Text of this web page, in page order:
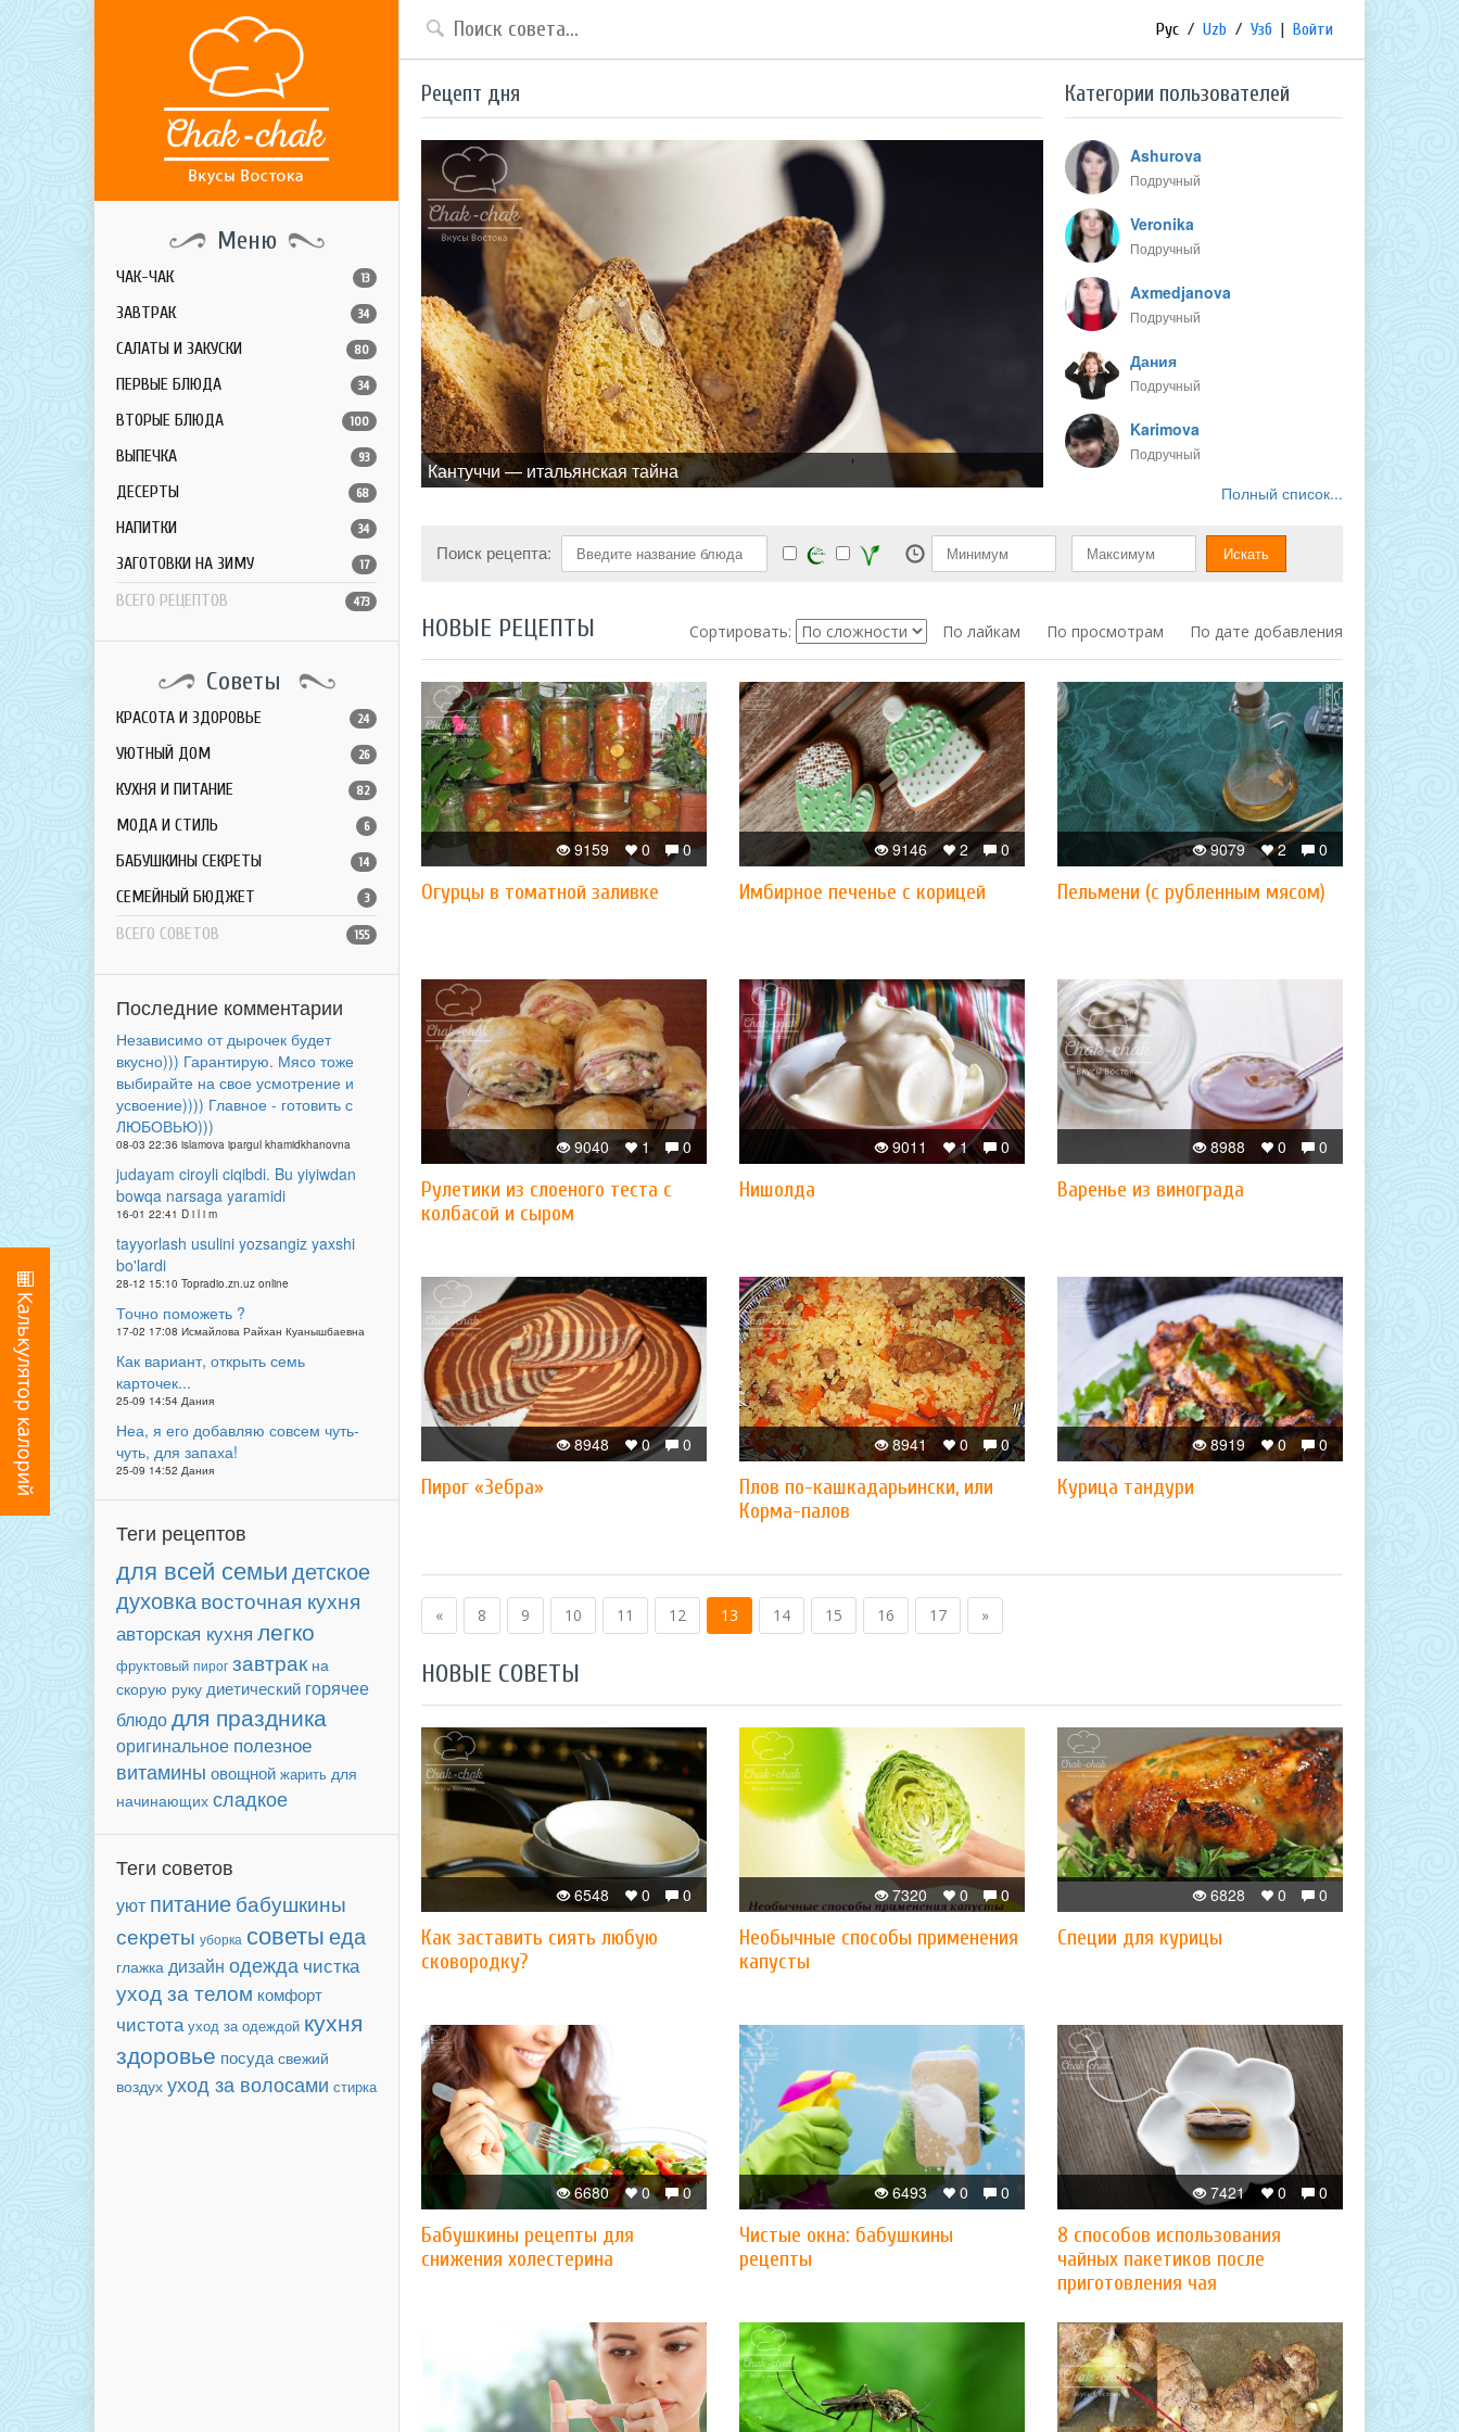
Меню
ЧАК-ЧАК 13
ЗАВТРАК 34
САЛАТЫ И ЗАКУСКИ 80
ПЕРВЫЕ БЛЮДА 34
ВТОРЫЕ БЛЮДА 100
ВЫПЕЧКА 93
ДЕСЕРТЫ 68
НАПИТКИ 34
ЗАГОТОВКИ НА ЗИМУ 17
ВСЕГО РЕЦЕПТОВ 473
Советы
КРАСОТА И ЗДОРОВЬЕ 24
УЮТНЫЙ ДОМ 26
КУХНЯ И ПИТАНИЕ 82
МОДА И СТИЛЬ 6
БАБУШКИНЫ СЕКРЕТЫ 14
СЕМЕЙНЫЙ БЮДЖЕТ 3
ВСЕГО СОВЕТОВ 155
Последние комментарии
Независимо от дырочек будет
вкусно))) Гарантирую. Мясо тоже
выбирайте на свое усмотрение и
усвоение)))) Главное - готовить с
ЛЮБОВЬЮ)))
08-03 22:36 islamova ipargul khamidkhanovna
judayam ciroyli ciqibdi. Bu yiyiwdan
bowqa narsaga yaramidi
16-01 22:41 D i l i m
tayyorlash usulini yozsangiz yaxshi
bo'lardi
28-12 15:10 Topradio.zn.uz online
Точно поможеть ?
17-02 17:08 Исмайлова Райхан Куанышбаевна
Как вариант, открыть семь
карточек...
25-09 14:54 Дания
Неа, я его добавляю совсем чуть-
чуть, для запаха!
25-09 14:52 Дания
Теги рецептов
для всей семьидетское
духовкавосточная кухня
авторская кухня легко
фруктовый пирог завтрак на
скорую руку диетический горячее
блюдодля праздника
оригинальное полезное
витамины овощной жарить для
начинающих сладкое
Теги советов
уют питаниебабушкины
секреты уборка советыеда
глажка дизайн одежда чистка
уход за телом комфорт
чистота уход за одеждой кухня
здоровье посуда свежий
воздух уход за волосами стирка
Рус / Uzb / Узб | Войти
Рецепт дня
Кантуччи — итальянская тайна
Категории пользователей
Ashurova
Подручный
Veronika
Подручный
Axmedjanova
Подручный
Дания
Подручный
Karimova
Подручный
Полный список...
Поиск рецепта:
НОВЫЕ РЕЦЕПТЫ Сортировать: По лайкам По просмотрам По дате добавления
0
0
9159
Огурцы в томатной заливке
0
2
9146
Имбирное печенье с корицей
0
2
9079
Пельмени (с рубленным мясом)
0
1
9040
Рулетики из слоеного теста с
колбасой и сыром
0
1
9011
Нишолда
0
0
8988
Варенье из винограда
0
0
8948
Пирог «Зебра»
0
0
8941
Плов по-кашкадарьински, или
Корма-палов
0
0
8919
Курица тандури
« 8 9 10 11 12 13 14 15 16 17 »
НОВЫЕ СОВЕТЫ
0
0
6548
Как заставить сиять любую
сковородку?
0
0
7320
Необычные способы применения
капусты
0
0
6828
Специи для курицы
0
0
6680
Бабушкины рецепты для
снижения холестерина
0
0
6493
Чистые окна: бабушкины
рецепты
0
0
7421
8 способов использования
чайных пакетиков после
приготовления чая